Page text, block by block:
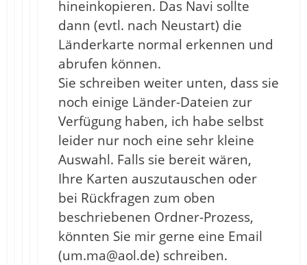
hineinkopieren. Das Navi sollte
dann (evtl. nach Neustart) die
Länderkarte normal erkennen und
abrufen können.
Sie schreiben weiter unten, dass sie
noch einige Länder-Dateien zur
Verfügung haben, ich habe selbst
leider nur noch eine sehr kleine
Auswahl. Falls sie bereit wären,
Ihre Karten auszutauschen oder
bei Rückfragen zum oben
beschriebenen Ordner-Prozess,
könnten Sie mir gerne eine Email
(um.ma@aol.de) schreiben.